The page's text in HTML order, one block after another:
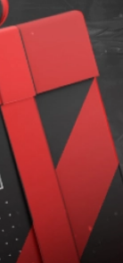
₽
Нет в наличии
комфорт
и
полностью